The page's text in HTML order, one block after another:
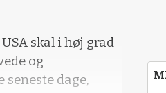
skal i høj grad
og
dage,